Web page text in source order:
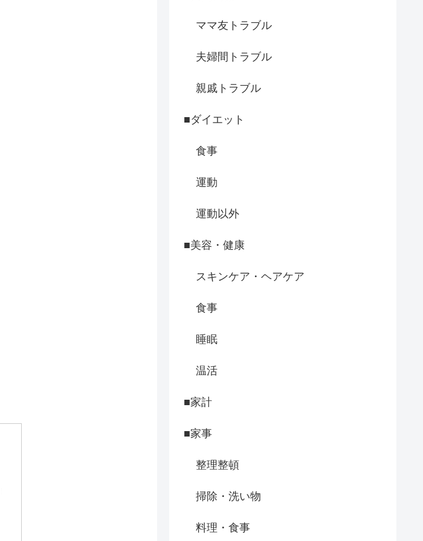
ママ友トラブル
夫婦間トラブル
親戚トラブル
■ダイエット
食事
運動
運動以外
■美容・健康
スキンケア・ヘアケア
食事
睡眠
温活
■家計
■家事
整理整頓
掃除・洗い物
料理・食事